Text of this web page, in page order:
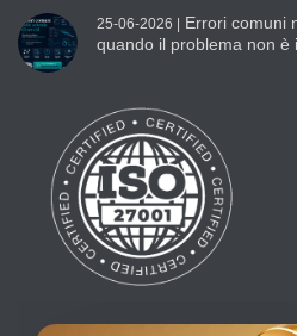
25-06-2026 | Errori comuni
quando il problema non è